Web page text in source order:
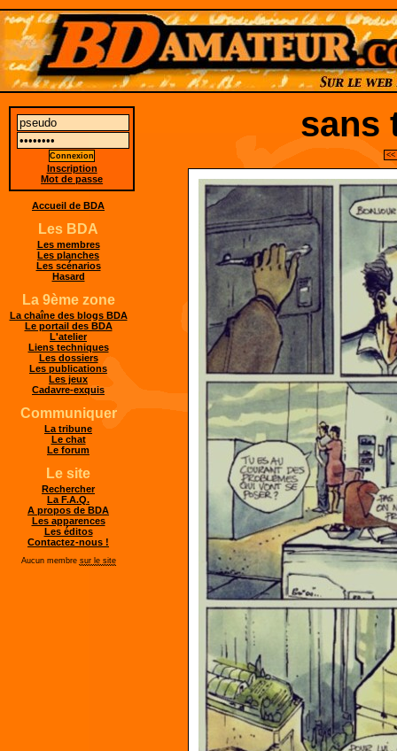
sans
<<
Inscription
Mot de passe
Accueil de BDA
Les BDA
Les membres
Les planches
Les scénarios
Hasard
La 9ème zone
La chaîne des blogs BDA
Le portail des BDA
L'atelier
Liens techniques
Les dossiers
Les publications
Les jeux
Cadavre-exquis
Communiquer
La tribune
Le chat
Le forum
Le site
Rechercher
La F.A.Q.
A propos de BDA
Les apparences
Les éditos
Contactez-nous !
Aucun membre sur le site